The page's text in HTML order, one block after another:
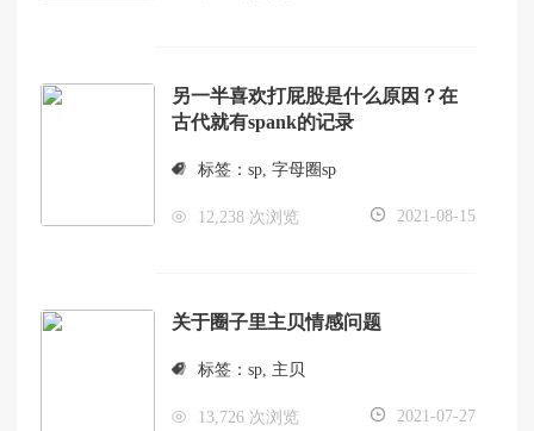
另一半喜欢打屁股是什么原因？在
古代就有spank的记录
标签：sp,字母圈sp
12,238 次浏览 2021-08-15
关于圈子里主贝情感问题
标签：sp, 主贝
13,726 次浏览 2021-07-27